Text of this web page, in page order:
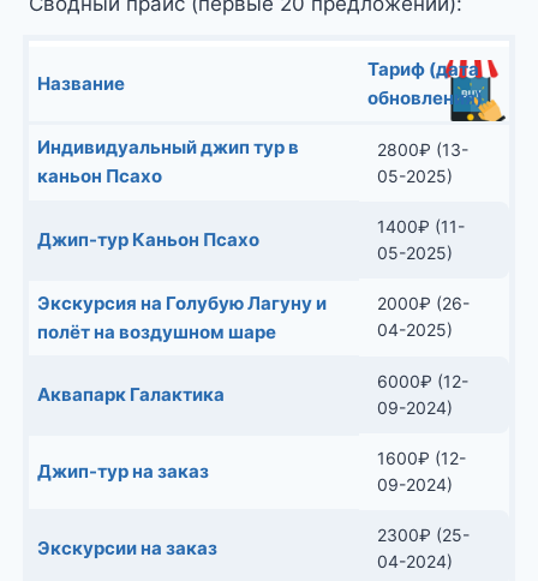
Название
Тариф (дата
обновления)
Индивидуальный джип тур в
каньон Псахо
2800₽ (13-
05-2025)
Джип-тур Каньон Псахо
1400₽ (11-
05-2025)
Экскурсия на Голубую Лагуну и
полёт на воздушном шаре
2000₽ (26-
04-2025)
Аквапарк Галактика
6000₽ (12-
09-2024)
Джип-тур на заказ
1600₽ (12-
09-2024)
Экскурсии на заказ
2300₽ (25-
04-2024)